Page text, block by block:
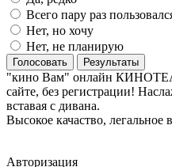
Всего пару раз
Нет, но хочу
Нет, не планирую
Голосовать Результаты
"кино Вам" онлайн
сайте, без регистрации!
вставая с дивана.
Высокое качаство,
Авторизация